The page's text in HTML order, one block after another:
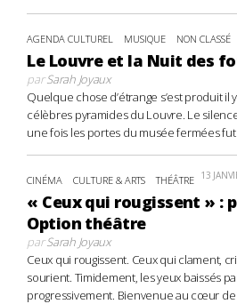
AGENDA CULTUREL MUSIQUE NON CLASSÉ
Le Louvre et la Nuit des
parSarah Joyaux
Quelque chose d’étrange s’est produit il
célèbres pyramides du Louvre. Le
une fois les portes du musée fermées fut
CINÉMA CULTURE & ARTS THÉÂTRE 13
« Ceux qui rougissent » :
Option théâtre
parSarah Joyaux
Ceux qui rougissent. Ceux qui clament,
sourient. Timidement, les yeux baissés
progressivement. Bienvenue au cœur de